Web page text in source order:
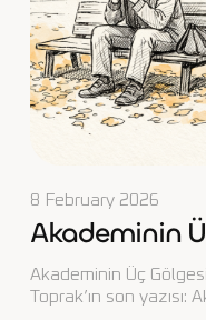
8 February 2026
Akademinin
Akademinin Üç
Toprak’ın son yazısı: